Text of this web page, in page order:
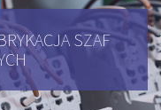
SZAF